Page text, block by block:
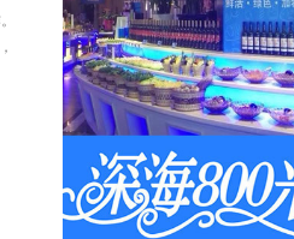
彭女士
我想加盟贵品牌，请电话...
许女士
我想加盟贵品牌，请电话...